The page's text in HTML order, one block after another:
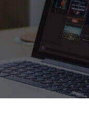
parentale e monitoraggio.